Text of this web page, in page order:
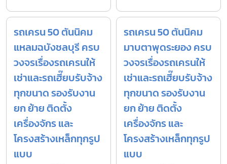
รถเครน 50 ตันนิคม
แหลมฉบังชลบุรี ครบ
วงจรเรื่องรถเครนให้
เช่าและรถเฮี๊ยบรับจ้าง
ทุกขนาด รองรับงาน
ยก ย้าย ติดตั้ง
เครื่องจักร และ
โครงสร้างเหล็กทุกรูป
แบบ
รถเครน 50 ตันนิคม
มาบตาพุดระยอง ครบ
วงจรเรื่องรถเครนให้
เช่าและรถเฮี๊ยบรับจ้าง
ทุกขนาด รองรับงาน
ยก ย้าย ติดตั้ง
เครื่องจักร และ
โครงสร้างเหล็กทุกรูป
แบบ